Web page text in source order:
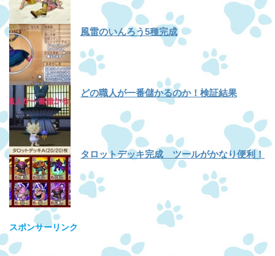
風雷のいんろう5種完成
どの職人が一番儲かるのか！検証結果
タロットデッキ完成 ツールがかなり便利！
スポンサーリンク